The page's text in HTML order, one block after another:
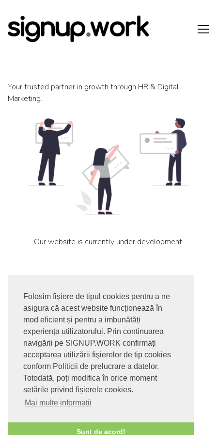
Folosim fișiere de tipul cookies pentru a ne
asigura că acest website funcționează în
mod eficient și pentru a imbunătăți
experiența utilizatorului. Prin continuarea
navigării pe SIGNUP.WORK confirmați
acceptarea utilizării fişierelor de tip cookies
conform Politicii de prelucrare a datelor.
Totodată, poți modifica în orice moment
setările privind fișierele cookies.
Mai multe informații
Sunt de acord!
Content
Your trusted partner in growth through HR & Digital
Marketing.
Our website is currently under development.
© 2017-2026. Toate drepturile rezervate
SIGNUPDOTWORK SRLTermeni si conditii | Politica de
confidentialitate | Politica de livrare si anulare comanda |
Politica GDPR